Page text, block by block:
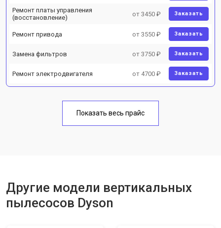
Ремонт платы управления
(восстановление)
от 3450 ₽ Заказать
Ремонт привода от 3550 ₽ Заказать
Замена фильтров от 3750 ₽ Заказать
Ремонт электродвигателя от 4700 ₽ Заказать
Показать весь прайс
Другие модели вертикальных
пылесосов Dyson